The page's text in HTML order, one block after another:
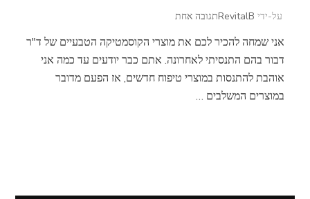
על-ידי RevitalBתגובה אחת
דבור
–
קוסמטיקה
אני שמחה להכיר לכם את מוצרי הקוסמטיקה הטבעיים של ד"ר
דבור בהם התנסיתי לאחרונה. אתם כבר יודעים עד כמה אני
אוהבת להתנסות במוצרי טיפוח חדשים, אז הפעם מדובר
במוצרים המשלבים …